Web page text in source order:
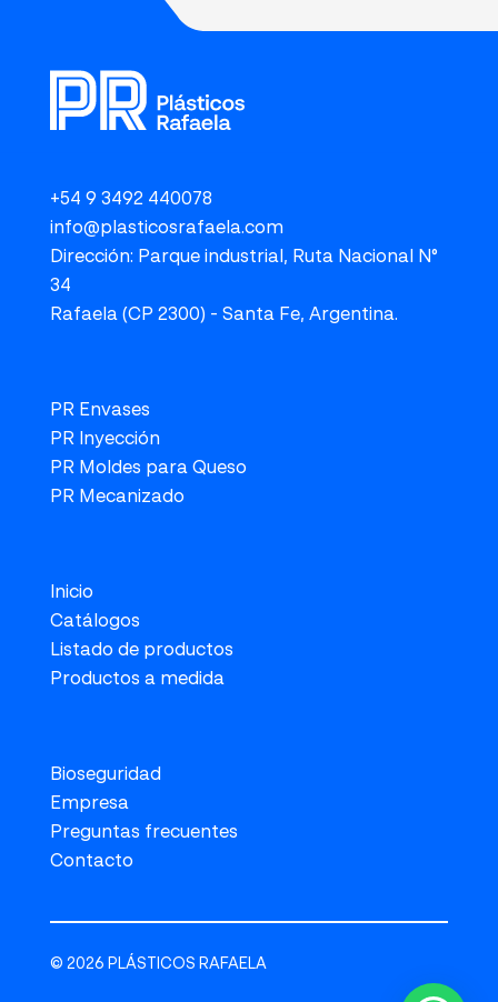
+54 9 3492 440078
info@plasticosrafaela.com
Dirección: Parque industrial, Ruta Nacional N°
34
Rafaela (CP 2300) - Santa Fe, Argentina.
PR Envases
PR Inyección
PR Moldes para Queso
PR Mecanizado
Inicio
Catálogos
Listado de productos
Productos a medida
Bioseguridad
Empresa
Preguntas frecuentes
Contacto
© 2026 PLÁSTICOS RAFAELA